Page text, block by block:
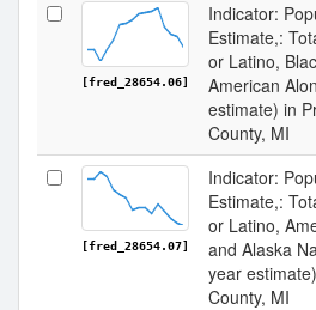
[fred_28654.06]
Indicator:
Estimate,:
or Latino,
American
estimate) in
County, MI
[fred_28654.07]
Indicator:
Estimate,:
or Latino,
and Alaska
year
County, MI